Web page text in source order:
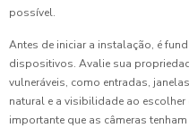
possível.
Antes de iniciar a instalação, é
dispositivos. Avalie sua
vulneráveis, como entradas,
natural e a visibilidade ao
importante que as câmeras